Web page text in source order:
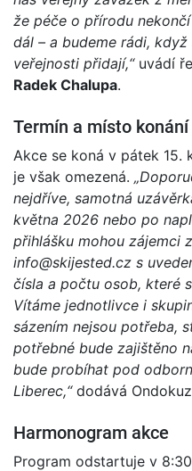
že péče o přírodu
dál – a budeme rádi,
veřejnosti přidají,“uvádí
Radek Chalupa.
Termín a místo konání
Akce se koná v pátek 15.
je však omezená.
nejdříve, samotná
května 2026 nebo po
přihlášku mohou zájemci
info@skijested.cz s
čísla a počtu osob, které
Vítáme jednotlivce i
sázením nejsou potřeba,
potřebné bude zajištěno
bude probíhat pod
Liberec,“ dodává
Harmonogram akce
Program odstartuje v